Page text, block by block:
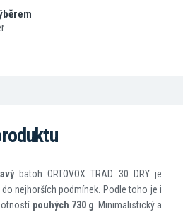
batoh ORTOVOX TRAD 30 DRY je
nejhorších podmínek. Podle toho je i
pouhých 730 g. Minimalistický a